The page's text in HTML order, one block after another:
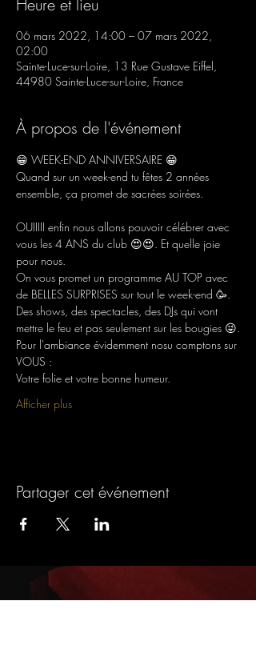
Heure et lieu
06 mars 2022, 14:00 – 07 mars 2022,
02:00
Sainte-Luce-sur-Loire, 13 Rue Gustave Eiffel,
44980 Sainte-Luce-sur-Loire, France
À propos de l'événement
😁 WEEK-END ANNIVERSAIRE 😁
Quand sur un week-end tu fêtes 2 années
OUIIIII enfin nous allons pouvoir célébrer avec
vous les 4 ANS du club 😍😍. Et quelle joie
pour nous.
On vous promet un programme AU TOP avec
de BELLES SURPRISES sur tout le week-end 🥳.
Des shows, des spectacles, des DJs qui vont
mettre le feu et pas seulement sur les bougies 😜.
Pour l'ambiance évidemment nosu comptons sur
VOUS :
Votre folie et votre bonne humeur.
Afficher plus
Partager cet événement